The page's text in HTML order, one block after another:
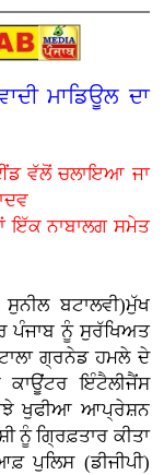
ਮਾਡਿਊਲ ਦਾ
ਵੱਲੋਂ ਚਲਾਇਆ ਜਾ
ਇੱਕ ਨਾਬਾਲਗ ਸਮੇਤ
ਬਟਾਲਵੀ)ਮੁੱਖ
ਪੰਜਾਬ ਨੂੰ ਸੁਰੱਖਿਅਤ
ਗ੍ਰਨੇਡ ਹਮਲੇ ਦੇ
ਕਾਊਂਟਰ ਇੰਟੈਲੀਜੈਂਸ
ਖੁਫੀਆ ਆਪ੍ਰੇਸ਼ਨ
ਨੂੰ ਗ੍ਰਿਫ਼ਤਾਰ ਕੀਤਾ
ਪੁਲਿਸ (ਡੀਜੀਪੀ)